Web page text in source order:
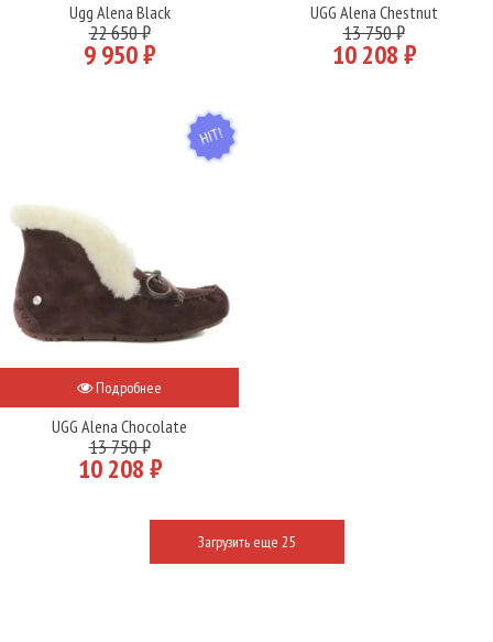
Ugg Alena Black
22 650 ₽
9 950 ₽
UGG Alena Chestnut
13 750 ₽
10 208 ₽
HIT
Подробнее
UGG Alena Chocolate
13 750 ₽
10 208 ₽
Загрузить еще 25